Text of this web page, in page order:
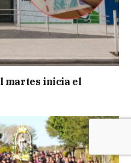
martes inicia el